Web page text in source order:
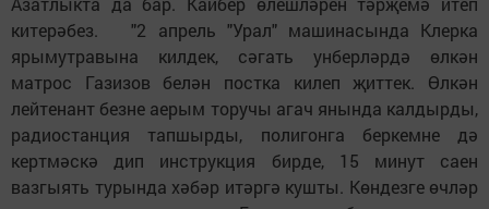
китерәбез. "2 апрель "Урал" машинасында Клерка
ярымутравына килдек, сәгать унберләрдә өлкән
матрос Газизов белән постка килеп җиттек. Өлкән
лейтенант безне аерым торучы агач янында калдырды,
радиостанция тапшырды, полигонга беркемне дә
кертмәскә дип инструкция бирде, 15 минут саен
вазгыять турында хәбәр итәргә кушты. Көндезге өчләр